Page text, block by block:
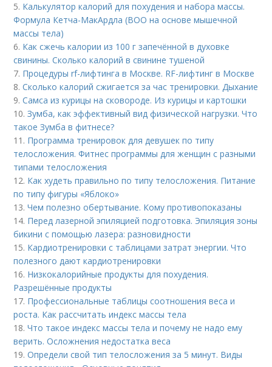
5. Калькулятор калорий для похудения и набора массы.
Формула Кетча-МакАрдла (ВОО на основе мышечной
массы тела)
6. Как сжечь калории из 100 г запечённой в духовке
свинины. Сколько калорий в свинине тушеной
7. Процедуры rf-лифтинга в Москве. RF-лифтинг в Москве
8.Сколько калорий сжигается за час тренировки. Дыхание
9.Самса из курицы на сковороде. Из курицы и картошки
10.Зумба, как эффективный вид физической нагрузки. Что
такое Зумба в фитнесе?
11. Программа тренировок для девушек по типу
телосложения. Фитнес программы для женщин с разными
типами телосложения
12. Как худеть правильно по типу телосложения. Питание
по типу фигуры «Яблоко»
13.Чем полезно обертывание. Кому противопоказаны
14. Перед лазерной эпиляцией подготовка. Эпиляция зоны
бикини с помощью лазера: разновидности
15. Кардиотренировки с таблицами затрат энергии. Что
полезного дают кардиотренировки
16. Низкокалорийные продукты для похудения.
Разрешённые продукты
17. Профессиональные таблицы соотношения веса и
роста. Как рассчитать индекс массы тела
18.Что такое индекс массы тела и почему не надо ему
верить. Осложнения недостатка веса
19.Определи свой тип телосложения за 5 минут. Виды